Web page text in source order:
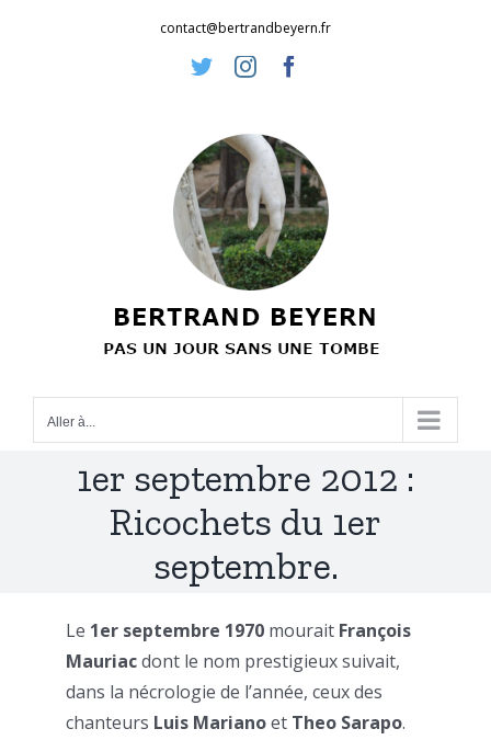
contact@bertrandbeyern.fr
TwitterInstagram
Aller à...
1er septembre 2012 :
Ricochets du 1er
septembre.
Le 1er septembre 1970 mourait François
Mauriacdont le nom prestigieux suivait,
dans la nécrologie de l’année, ceux des
chanteurs Luis Marianoet Theo Sarapo.